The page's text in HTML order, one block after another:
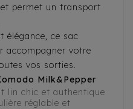
permet un transport
élégance, ce sac
accompagner votre
vos sorties.
Milk&Pepper
lin chic et authentique
réglable et